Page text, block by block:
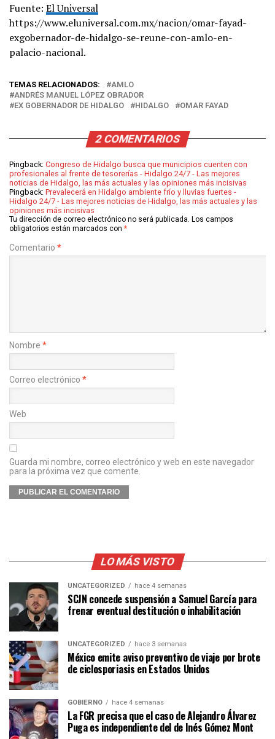
Fuente: El Universal
https://www.eluniversal.com.mx/nacion/omar-fayad-
exgobernador-de-hidalgo-se-reune-con-amlo-en-
palacio-nacional.
TEMAS RELACIONADOS:
AMLO
ANDRÉS MANUEL LÓPEZ OBRADOR
EX GOBERNADOR DE HIDALGO
HIDALGO OMAR FAYAD
2 COMENTARIOS
Pingback: Congreso de Hidalgo busca que municipios cuenten con
profesionales al frente de tesorerías - Hidalgo 24/7 - Las mejores
noticias de Hidalgo, las más actuales y las opiniones más incisivas
Pingback: Prevalecerá en Hidalgo ambiente frío y lluvias fuertes -
Hidalgo 24/7 - Las mejores noticias de Hidalgo, las más actuales y las
opiniones más incisivas
Tu dirección de correo electrónico no será publicada. Los campos
obligatorios están marcados con *
Comentario *
Nombre *
Correo electrónico *
Web
Guarda mi nombre, correo electrónico y web en este navegador
para la próxima vez que comente.
LO MÁS VISTO
UNCATEGORIZED hace 4 semanas
SCJN concede suspensión a Samuel García para
frenar eventual destitución o inhabilitación
UNCATEGORIZED hace 3 semanas
México emite aviso preventivo de viaje por brote
de ciclosporiasis en Estados Unidos
GOBIERNO hace 4 semanas
La FGR precisa que el caso de Alejandro Álvarez
Puga es independiente del de Inés Gómez Mont